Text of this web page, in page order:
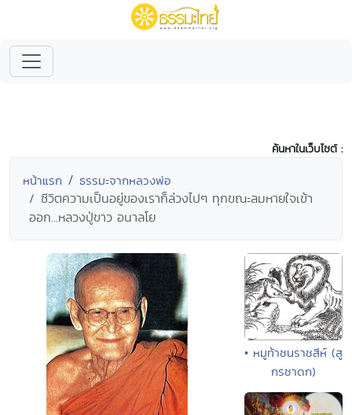
ค้นหาในเว็บไซต์ :
หน้าแรก ธรรมะจากหลวงพ่อ
ชีวิตความเป็นอยู่ของเราก็ล่วงไปๆ ทุกขณะลมหายใจเข้า
ออก...หลวงปู่ขาว อนาลโย
• หมูท้าชนราชสีห์ (สู
กรชาดก)